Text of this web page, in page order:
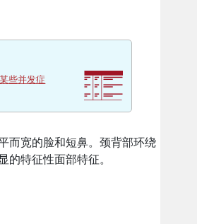
些并发症
而宽的脸和短鼻。颈背部环绕
特征性面部特征。